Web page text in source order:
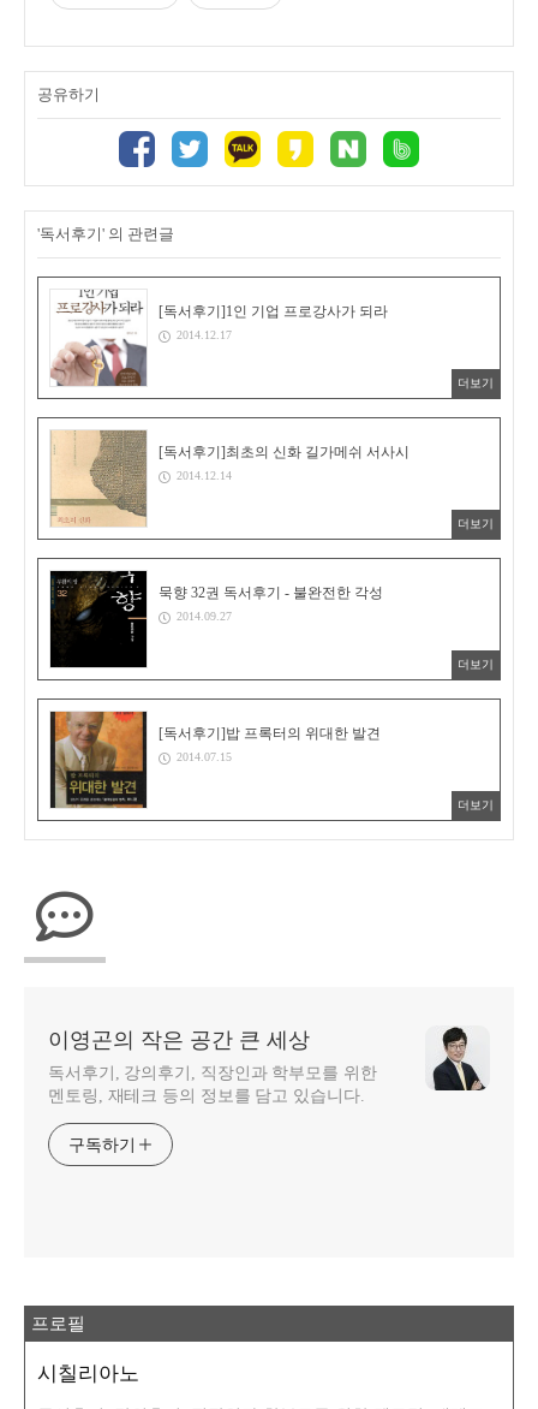
공유하기
'독서후기' 의 관련글
[독서후기]1인 기업 프로강사가 되라
2014.12.17
더보기
[독서후기]최초의 신화 길가메쉬 서사시
2014.12.14
더보기
묵향 32권 독서후기 - 불완전한 각성
2014.09.27
더보기
[독서후기]밥 프록터의 위대한 발견
2014.07.15
더보기
이영곤의 작은 공간 큰 세상
독서후기, 강의후기, 직장인과 학부모를 위한
멘토링, 재테크 등의 정보를 담고 있습니다.
구독하기
프로필
시칠리아노